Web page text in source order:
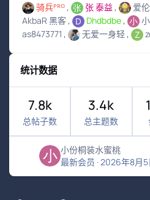
骑兵ᴾᴿᴼ 张 泰益 爱伦
AkbaR 黑客
Dhdbdbe
as8473771
无爱一身轻
统计数据
7.8k
总帖子数
3.4k
总主题数
小份桐装水蜜桃
最新会员 ·2026年8月5